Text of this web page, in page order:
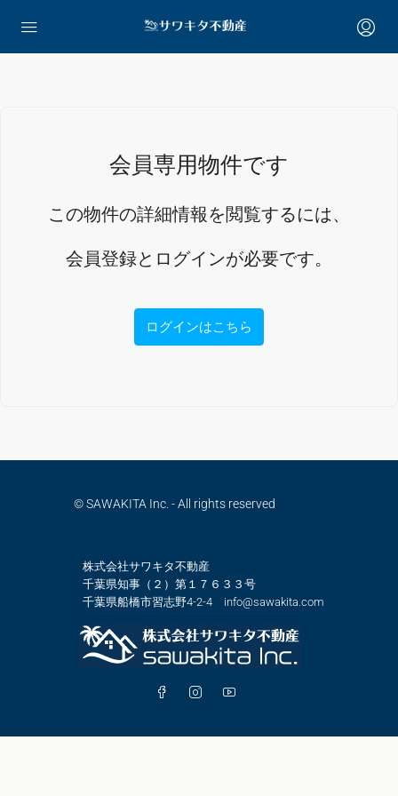
会員専用物件です
この物件の詳細情報を閲覧するには、
会員登録とログインが必要です。
ログインはこちら
© SAWAKITA Inc. - All rights reserved
株式会社サワキタ不動産
千葉県知事（２）第１７６３３号
千葉県船橋市習志野4-2-4 info@sawakita.com